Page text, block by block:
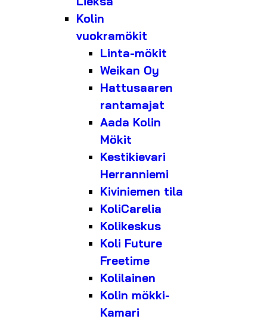
Kolin
vuokramökit
Linta-mökit
Weikan Oy
Hattusaaren
rantamajat
Aada Kolin
Mökit
Kestikievari
Herranniemi
Kiviniemen tila
KoliCarelia
Kolikeskus
Koli Future
Freetime
Kolilainen
Kolin mökki-
Kamari